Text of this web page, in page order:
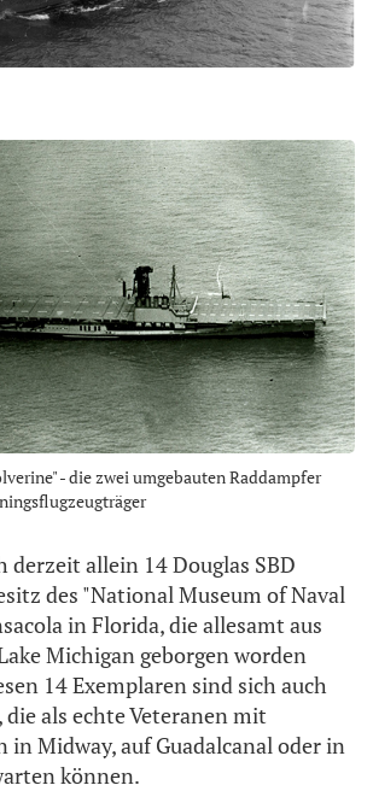
- die zwei umgebauten Raddampfer
derzeit allein 14 Douglas SBD
des "National Museum of Naval
in Florida, die allesamt aus
Michigan geborgen worden
14 Exemplaren sind sich auch
als echte Veteranen mit
in Midway, auf Guadalcanal oder in
können.